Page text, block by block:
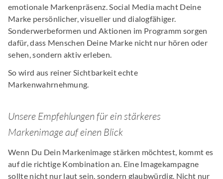
emotionale Markenpräsenz. Social Media macht Deine
Marke persönlicher, visueller und dialogfähiger.
Sonderwerbeformen und Aktionen im Programm sorgen
dafür, dass Menschen Deine Marke nicht nur hören oder
sehen, sondern aktiv erleben.
So wird aus reiner Sichtbarkeit echte
Markenwahrnehmung.
Unsere Empfehlungen für ein stärkeres
Markenimage auf einen Blick
Wenn Du Dein Markenimage stärken möchtest, kommt es
auf die richtige Kombination an. Eine Imagekampagne
sollte nicht nur laut sein, sondern glaubwürdig. Nicht nur